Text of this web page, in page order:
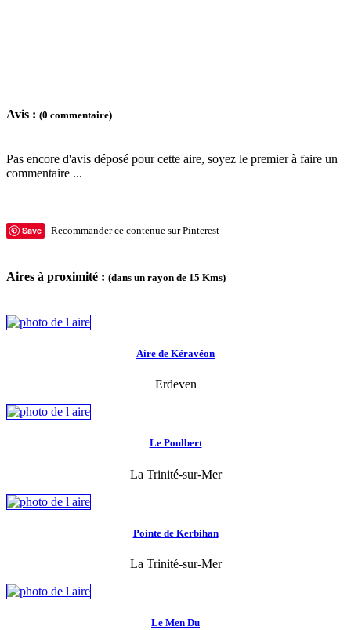
Avis : (0 commentaire)
Pas encore d'avis déposé pour cette aire, soyez le premier à faire un
commentaire ...
Save Recommander ce contenue sur Pinterest
Aires à proximité : (dans un rayon de 15 Kms)
Aire de Kéravéon
Erdeven
Le Poulbert
La Trinité-sur-Mer
Pointe de Kerbihan
La Trinité-sur-Mer
Le Men Du